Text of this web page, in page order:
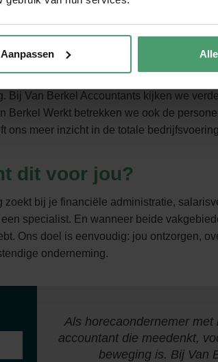
Aanpassen
Dan profiteer je van onze
continu mee met veranderingen in
Samen kunnen wij sneller inspelen op
Bij Van Berkel Accountants kijken we
Berkel Werkt betrekken we ook de
ons meer inzicht in de totale
dit voor jou?
zoekt bij je financiële administratie,
specialist. En wanneer beide
Ons doel is eenvoudig: jou ontzorgen,
onderneming.
op
te
Als horecaondernemer
accountant die meedenkt,
beweging is. Bij Van